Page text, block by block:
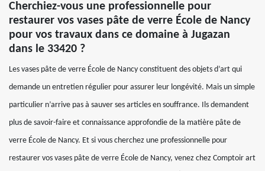
Cherchiez-vous une professionnelle pour
restaurer vos vases pâte de verre École de Nancy
pour vos travaux dans ce domaine à Jugazan
dans le 33420 ?
Les vases pâte de verre École de Nancy constituent des objets d’art qui
demande un entretien régulier pour assurer leur longévité. Mais un simple
particulier n’arrive pas à sauver ses articles en souffrance. Ils demandent
plus de savoir-faire et connaissance approfondie de la matière pâte de
verre École de Nancy. Et si vous cherchez une professionnelle pour
restaurer vos vases pâte de verre École de Nancy, venez chez Comptoir art